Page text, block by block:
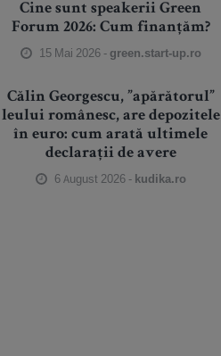
Cine sunt speakerii Green
Forum 2026: Cum finanțăm?
15 Mai 2026 - green.start-up.ro
Călin Georgescu, ”apărătorul”
leului românesc, are depozitele
în euro: cum arată ultimele
declarații de avere
6 August 2026 - kudika.ro